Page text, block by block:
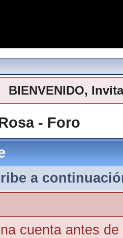
BIENVENIDO,
- Foro
a
cuenta antes